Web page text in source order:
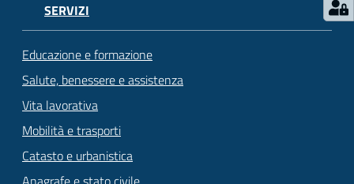
SERVIZI
Educazione e formazione
Salute, benessere e assistenza
Vita lavorativa
Mobilità e trasporti
Catasto e urbanistica